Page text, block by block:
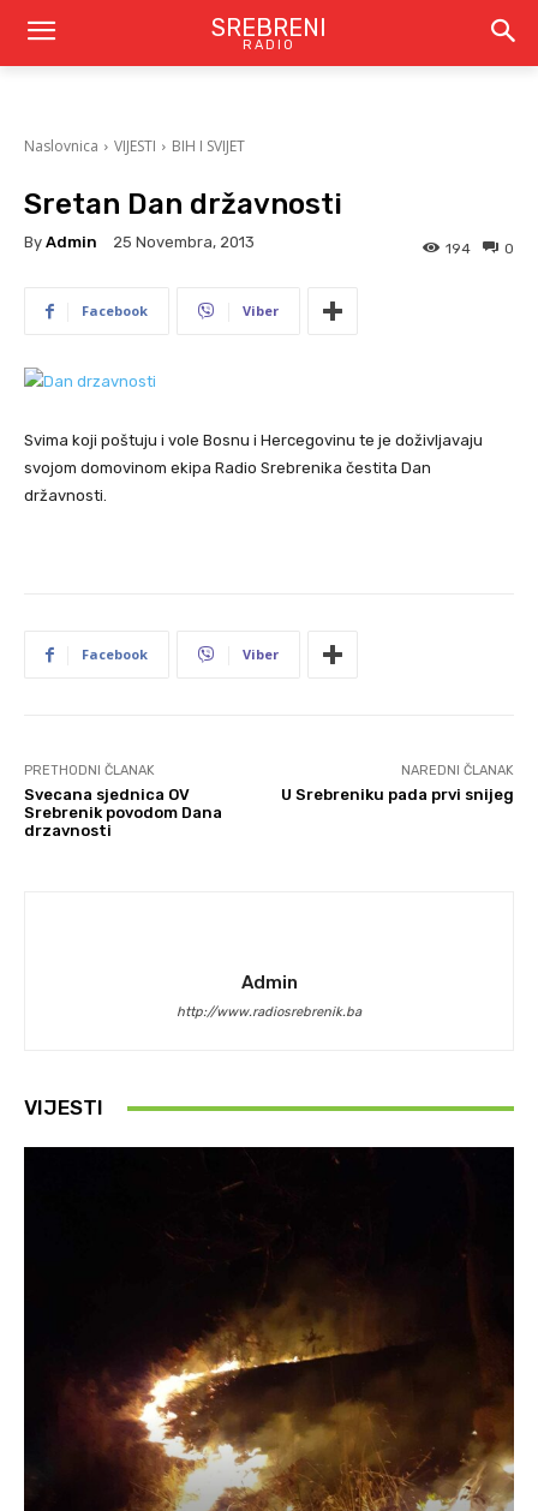
SREBRENI
RADIO
Naslovnica VIJESTI BIH I SVIJET
Sretan Dan državnosti
By Admin 25 Novembra, 2013 0
194
Facebook Viber
Svima koji poštuju i vole Bosnu i Hercegovinu te je doživljavaju
svojom domovinom ekipa Radio Srebrenika čestita Dan
državnosti.
Facebook Viber
PRETHODNI ČLANAK
Svecana sjednica OV
Srebrenik povodom Dana
drzavnosti
NAREDNI ČLANAK
U Srebreniku pada prvi snijeg
Admin
http://www.radiosrebrenik.ba
VIJESTI